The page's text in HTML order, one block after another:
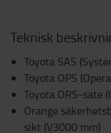
Teknisk
Toyota SAS
Toyota OPS
Toyota ORS-säte
Orange
sikt (V3000 mm)